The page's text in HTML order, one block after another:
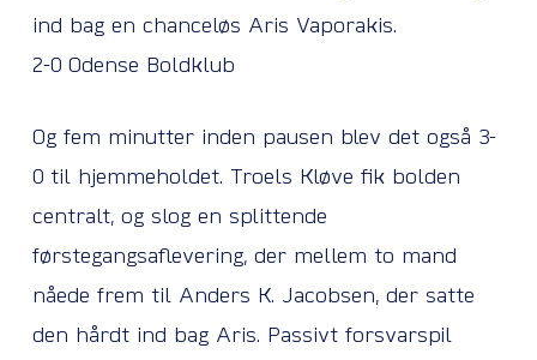
ind bag en chanceløs Aris Vaporakis.
2-0 Odense Boldklub
Og fem minutter inden pausen blev det også 3-
0 til hjemmeholdet. Troels Kløve fik bolden
centralt, og slog en splittende
førstegangsaflevering, der mellem to mand
nåede frem til Anders K. Jacobsen, der satte
den hårdt ind bag Aris. Passivt forsvarspil